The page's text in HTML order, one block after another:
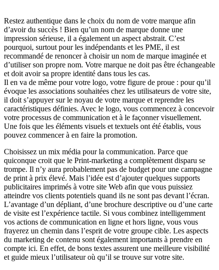
Restez authentique dans le choix du nom de votre marque afin
d’avoir du succès ! Bien qu’un nom de marque donne une
impression sérieuse, il a également un aspect abstrait. C’est
pourquoi, surtout pour les indépendants et les PME, il est
recommandé de renoncer à choisir un nom de marque imaginée et
d’utiliser son propre nom. Votre marque ne doit pas être échangeable
et doit avoir sa propre identité dans tous les cas.
Il en va de même pour votre logo, votre figure de proue : pour qu’il
évoque les associations souhaitées chez les utilisateurs de votre site,
il doit s’appuyer sur le noyau de votre marque et reprendre les
caractéristiques définies. Avec le logo, vous commencez à concevoir
votre processus de communication et à le façonner visuellement.
Une fois que les éléments visuels et textuels ont été établis, vous
pouvez commencer à en faire la promotion.
Choisissez un mix média pour la communication. Parce que
quiconque croit que le Print-marketing a complètement disparu se
trompe. Il n’y aura probablement pas de budget pour une campagne
de print à prix élevé. Mais l’idée est d’ajouter quelques supports
publicitaires imprimés à votre site Web afin que vous puissiez
atteindre vos clients potentiels quand ils ne sont pas devant l’écran.
L’avantage d’un dépliant, d’une brochure descriptive ou d’une carte
de visite est l’expérience tactile. Si vous combinez intelligemment
vos actions de communication en ligne et hors ligne, vous vous
frayerez un chemin dans l’esprit de votre groupe cible. Les aspects
du marketing de contenu sont également importants à prendre en
compte ici. En effet, de bons textes assurent une meilleure visibilité
et guide mieux l’utilisateur où qu’il se trouve sur votre site.